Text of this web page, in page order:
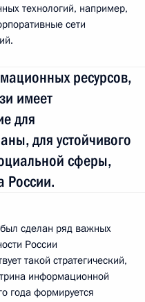
технологий, например,
сети
ресурсов,
имеет
для
для устойчивого
сферы,
России.
сделан ряд важных
России
такой стратегический,
информационной
года формируется